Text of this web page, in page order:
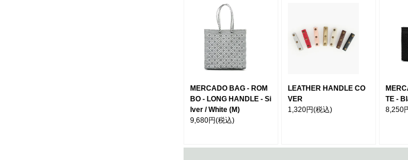
MERCADO BAG - ROM
BO - LONG HANDLE - Si
lver / White (M)
9,680円(税込)
LEATHER HANDLE CO
VER
1,320円(税込)
TE -
8,250